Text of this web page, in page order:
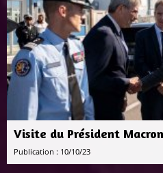
Visite du Président
Publication : 10/10/23